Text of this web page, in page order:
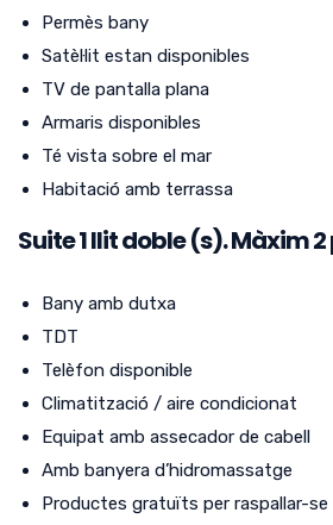
Permès bany
Satèl·lit estan disponibles
TV de pantalla plana
Armaris disponibles
Té vista sobre el mar
Habitació amb terrassa
Suite1llit doble (s).Màxim
Bany amb dutxa
TDT
Telèfon disponible
Climatització / aire condicionat
Equipat amb assecador de cabell
Amb banyera d’hidromassatge
Productes gratuïts per raspallar-se